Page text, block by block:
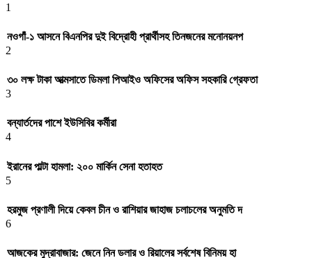
1
নওগাঁ-১ আসনে বিএনপির দুই বিদ্রোহী প্রার্থীসহ তিনজনের মনোনয়নপ
2
৩০ লক্ষ টাকা আত্মসাতে ডিমলা পিআইও অফিসের অফিস সহকারি গ্রেফতা
3
বন্যার্তদের পাশে ইউসিবির কর্মীরা
4
ইরানের পাল্টা হামলা: ২০০ মার্কিন সেনা হতাহত
5
হরমুজ প্রণালী দিয়ে কেবল চীন ও রাশিয়ার জাহাজ চলাচলের অনুমতি দ
6
আজকের মুদ্রাবাজার: জেনে নিন ডলার ও রিয়ালের সর্বশেষ বিনিময় হা